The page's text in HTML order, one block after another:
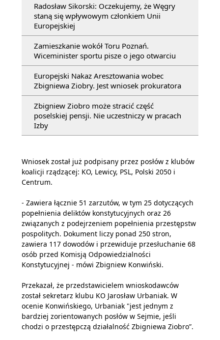
Radosław Sikorski: Oczekujemy, że Węgry
staną się wpływowym członkiem Unii
Europejskiej
Zamieszkanie wokół Toru Poznań.
Wiceminister sportu pisze o jego otwarciu
Europejski Nakaz Aresztowania wobec
Zbigniewa Ziobry. Jest wniosek prokuratora
Zbigniew Ziobro może stracić część
poselskiej pensji. Nie uczestniczy w pracach
Izby
Wniosek został już podpisany przez posłów z klubów
koalicji rządzącej: KO, Lewicy, PSL, Polski 2050 i
Centrum.
- Zawiera łącznie 51 zarzutów, w tym 25 dotyczących
popełnienia deliktów konstytucyjnych oraz 26
związanych z podejrzeniem popełnienia przestępstw
pospolitych. Dokument liczy ponad 250 stron,
zawiera 117 dowodów i przewiduje przesłuchanie 68
osób przed Komisją Odpowiedzialności
Konstytucyjnej - mówi Zbigniew Konwiński.
Przekazał, że przedstawicielem wnioskodawców
został sekretarz klubu KO Jarosław Urbaniak. W
ocenie Konwińskiego, Urbaniak "jest jednym z
bardziej zorientowanych posłów w Sejmie, jeśli
chodzi o przestępczą działalność Zbigniewa Ziobro”.